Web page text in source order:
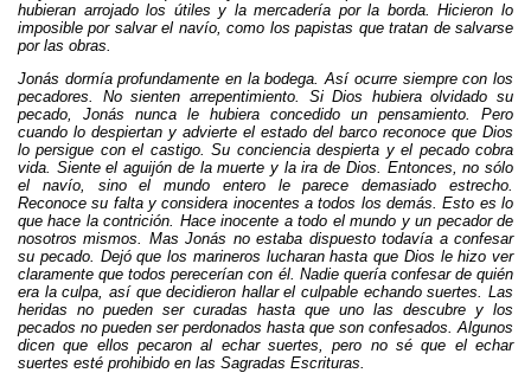
hubieran arrojado los útiles y la mercadería por la borda. Hicieron lo
imposible por salvar el navío, como los papistas que tratan de salvarse
por las obras.
Jonás dormía profundamente en la bodega. Así ocurre siempre con los
pecadores. No sienten arrepentimiento. Si Dios hubiera olvidado su
pecado, Jonás nunca le hubiera concedido un pensamiento. Pero
cuando lo despiertan y advierte el estado del barco reconoce que Dios
lo persigue con el castigo. Su conciencia despierta y el pecado cobra
vida. Siente el aguijón de la muerte y la ira de Dios. Entonces, no sólo
el navío, sino el mundo entero le parece demasiado estrecho.
Reconoce su falta y considera inocentes a todos los demás. Esto es lo
que hace la contrición. Hace inocente a todo el mundo y un pecador de
nosotros mismos. Mas Jonás no estaba dispuesto todavía a confesar
su pecado. Dejó que los marineros lucharan hasta que Dios le hizo ver
claramente que todos perecerían con él. Nadie quería confesar de quién
era la culpa, así que decidieron hallar el culpable echando suertes. Las
heridas no pueden ser curadas hasta que uno las descubre y los
pecados no pueden ser perdonados hasta que son confesados. Algunos
dicen que ellos pecaron al echar suertes, pero no sé que el echar
suertes esté prohibido en las Sagradas Escrituras.